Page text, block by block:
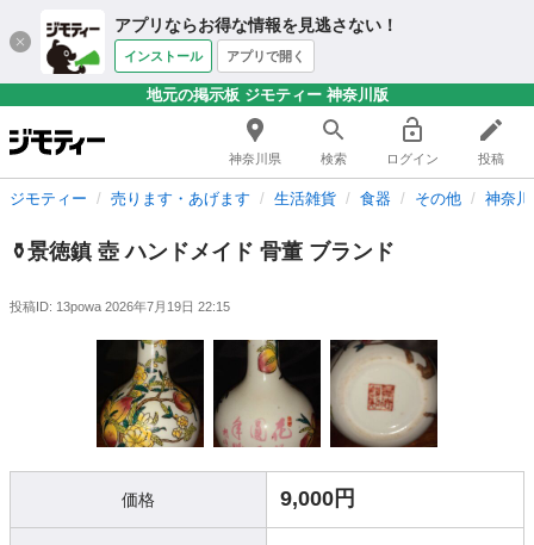
アプリならお得な情報を見逃さない！
インストール アプリで開く
地元の掲示板 ジモティー 神奈川版
神奈川県 検索 ログイン 投稿
ジモティー 売ります・あげます 生活雑貨 食器 その他 神奈
⚱️景徳鎮 壺 ハンドメイド 骨董 ブランド
投稿ID: 13powa 2026年7月19日 22:15
価格 9,000円